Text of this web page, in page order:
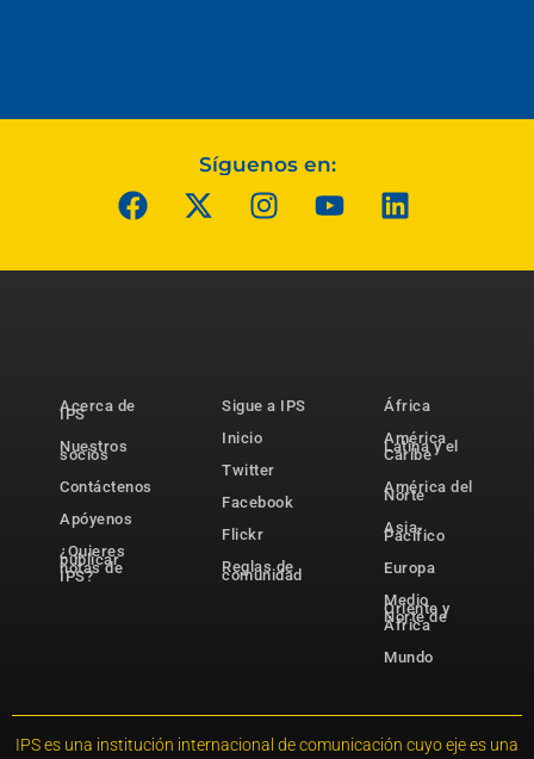
Síguenos en:
Acerca de
IPS
Nuestros
socios
Contáctenos
Apóyenos
¿Quieres
publicar
notas de
IPS?
Sigue a IPS
Inicio
Twitter
Facebook
Flickr
Reglas de
comunidad
África
América
Latina y el
Caribe
América del
Norte
Asia-
Pacífico
Europa
Medio
Oriente y
Norte de
África
Mundo
IPS es una institución internacional de comunicación cuyo eje es una